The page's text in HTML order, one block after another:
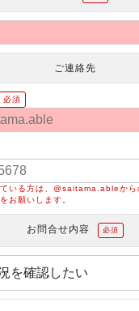
ご連絡先
必須
いる方は、@saitama.ableから
お願いします。
お問合せ内容 必須